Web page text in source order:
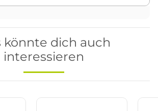
könnte dich auch
interessieren